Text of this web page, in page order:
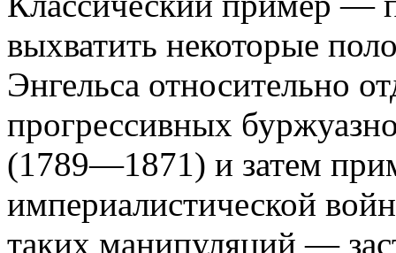
выхватить некоторые
Энгельса относительно
прогрессивных
(1789—1871) и затем
империалистической
таких манипуляций —